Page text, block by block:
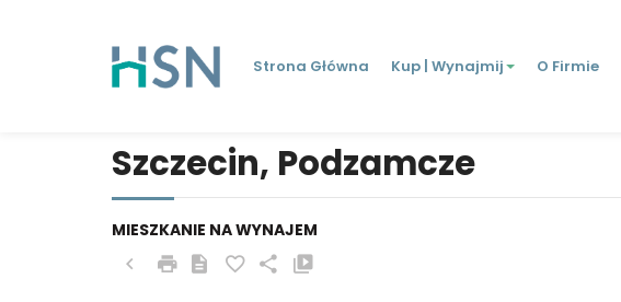
Strona Główna Kup | Wynajmij O Firmie
Szczecin, Podzamcze
MIESZKANIE NA WYNAJEM